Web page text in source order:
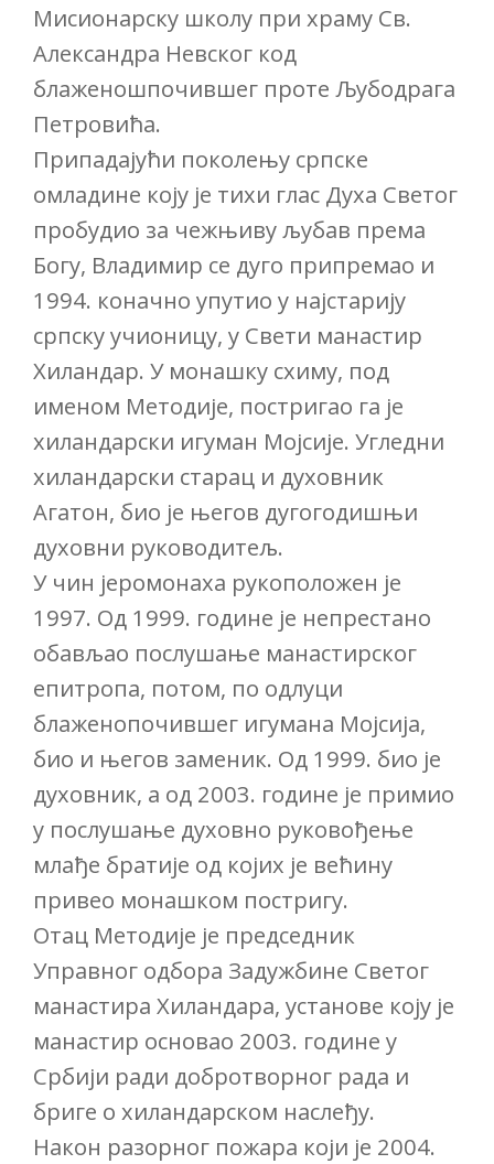
Мисионарску школу при храму Св.
Александра Невског код
блаженошпочившег проте Љубодрага
Петровића.
Припадајући поколењу српске
омладине коју је тихи глас Духа Светог
пробудио за чежњиву љубав према
Богу, Владимир се дуго припремао и
1994. коначно упутио у најстарију
српску учионицу, у Свети манастир
Хиландар. У монашку схиму, под
именом Методије, постригао га је
хиландарски игуман Мојсије. Угледни
хиландарски старац и духовник
Агатон, био је његов дугогодишњи
духовни руководитељ.
У чин јеромонаха рукоположен је
1997. Од 1999. године је непрестано
обављао послушање манастирског
епитропа, потом, по одлуци
блаженопочившег игумана Мојсија,
био и његов заменик. Од 1999. био је
духовник, а од 2003. године је примио
у послушање духовно руковођење
млађе братије од којих је већину
привео монашком постригу.
Отац Методије је председник
Управног одбора Задужбине Светог
манастира Хиландара, установе коју је
манастир основао 2003. године у
Србији ради добротворног рада и
бриге о хиландарском наслеђу.
Након разорног пожара који је 2004.